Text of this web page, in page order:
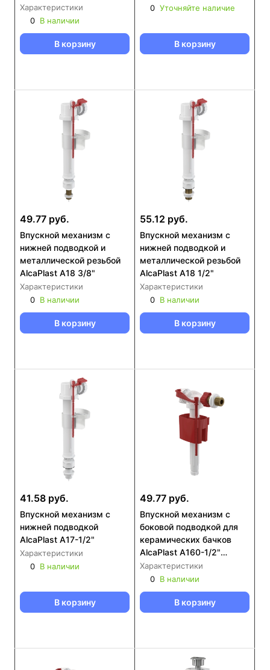
CHROM
Характеристики
0 В наличии
В корзину
0 Уточняйте наличие
В корзину
49.77 руб.
Впускной механизм с
нижней подводкой и
металлической резьбой
AlcaPlast A18 3/8"
Характеристики
0 В наличии
В корзину
55.12 руб.
Впускной механизм с
нижней подводкой и
металлической резьбой
AlcaPlast A18 1/2"
Характеристики
0 В наличии
В корзину
41.58 руб.
Впускной механизм с
нижней подводкой
AlcaPlast A17-1/2"
Характеристики
0 В наличии
В корзину
49.77 руб.
Впускной механизм с
боковой подводкой для
керамических бачков
AlcaPlast A160-1/2"
(металл)
Характеристики
0 В наличии
В корзину